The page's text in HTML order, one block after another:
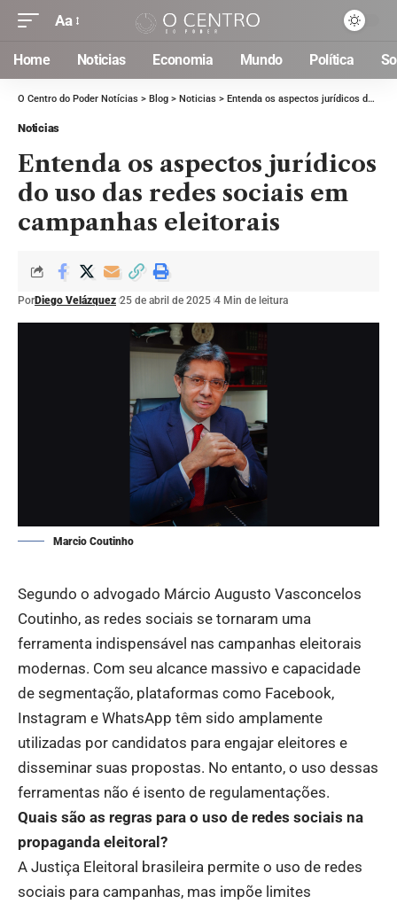
Aa
Home Noticias Economia Mundo Política
O Centro do Poder Notícias > Blog > Noticias > Entenda os aspectos jurídicos do uso das redes sociais em campanhas eleitorais
Noticias
Entenda os aspectos jurídicos
do uso das redes sociais em
campanhas eleitorais
PorDiego Velázquez 25 de abril de 2025 4 Min de leitura
Marcio Coutinho
Segundo o advogado Márcio Augusto Vasconcelos
Coutinho, as redes sociais se tornaram uma
ferramenta indispensável nas campanhas eleitorais
modernas. Com seu alcance massivo e capacidade
de segmentação, plataformas como Facebook,
Instagram e WhatsApp têm sido amplamente
utilizadas por candidatos para engajar eleitores e
disseminar suas propostas. No entanto, o uso dessas
ferramentas não é isento de regulamentações.
Quais são as regras para o uso de redes sociais na
propaganda eleitoral?
A Justiça Eleitoral brasileira permite o uso de redes
sociais para campanhas, mas impõe limites